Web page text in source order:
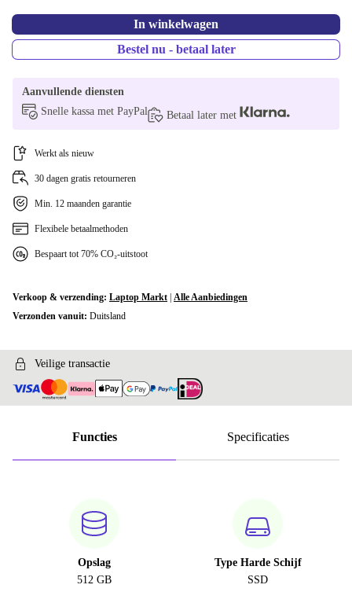
In winkelwagen
Bestel nu - betaal later
Aanvullende diensten
Snelle kassa met PayPal
Betaal later met
Werkt als nieuw
30 dagen gratis retourneren
Min. 12 maanden garantie
Flexibele betaalmethoden
Bespaart tot 70% CO₂-uitstoot
Verkoop & verzending: Laptop Markt Alle Aanbiedingen
Verzonden vanuit: Duitsland
Veilige transactie
Functies Specificaties
Opslag
512 GB
Type Harde Schijf
SSD